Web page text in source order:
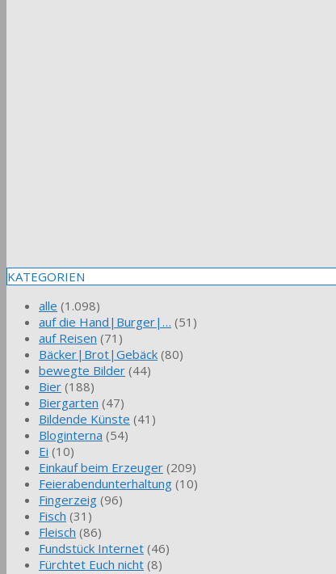
KATEGORIEN
alle (1.098)
auf die Hand|Burger|… (51)
auf Reisen (71)
Bäcker|Brot|Gebäck (80)
bewegte Bilder (44)
Bier (188)
Biergarten (47)
Bildende Künste (41)
Bloginterna (54)
Ei (10)
Einkauf beim Erzeuger (209)
Feierabendunterhaltung (10)
Fingerzeig (96)
Fisch (31)
Fleisch (86)
Fundstück Internet (46)
Fürchtet Euch nicht (8)